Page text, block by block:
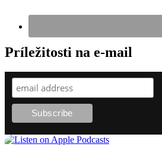
Príležitosti na e-mail